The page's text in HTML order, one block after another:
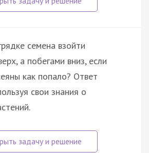
семена взойти
а побегами вниз, если
как попало? Ответ
свои знания о